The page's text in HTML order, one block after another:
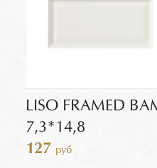
LISO FRAMED
7,3*14,8
127 руб